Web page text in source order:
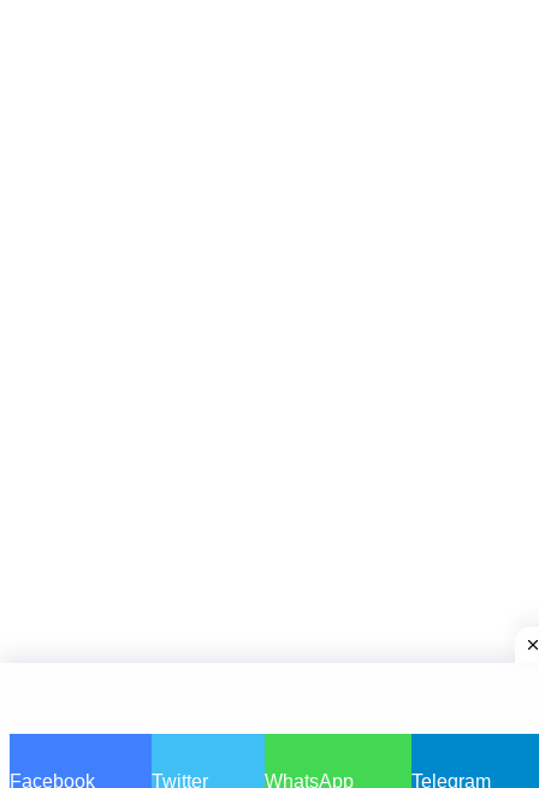
Facebook Twitter WhatsApp Telegram